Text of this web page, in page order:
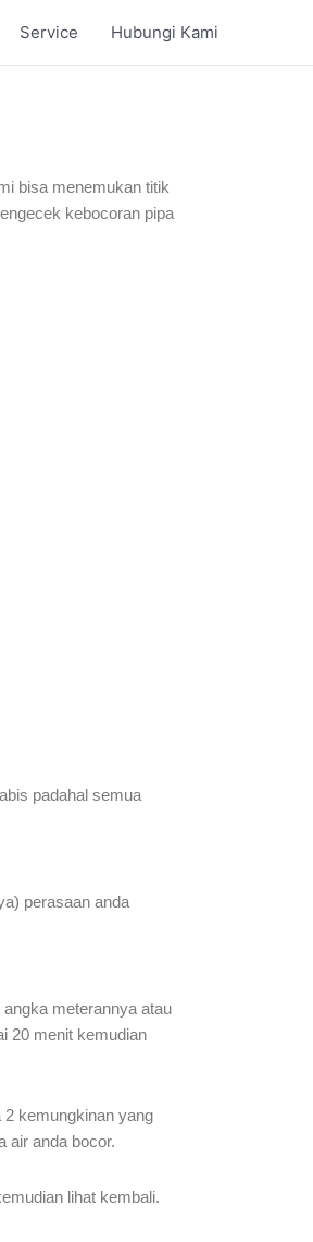
Service Hubungi Kami
bisa menemukan titik
kebocoran pipa
padahal semua
perasaan anda
meterannya atau
20 menit kemudian
2 kemungkinan yang
air anda bocor.
lihat kembali.